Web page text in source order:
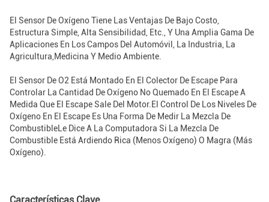
El Sensor De Oxígeno Tiene Las Ventajas De Bajo Costo,
Estructura Simple, Alta Sensibilidad, Etc., Y Una Amplia Gama De
Aplicaciones En Los Campos Del Automóvil, La Industria, La
Agricultura,Medicina Y Medio Ambiente.
El Sensor De O2 Está Montado En El Colector De Escape Para
Controlar La Cantidad De Oxígeno No Quemado En El Escape A
Medida Que El Escape Sale Del Motor.El Control De Los Niveles De
Oxígeno En El Escape Es Una Forma De Medir La Mezcla De
CombustibleLe Dice A La Computadora Si La Mezcla De
Combustible Está Ardiendo Rica (menos Oxígeno) O Magra (más
Oxígeno).